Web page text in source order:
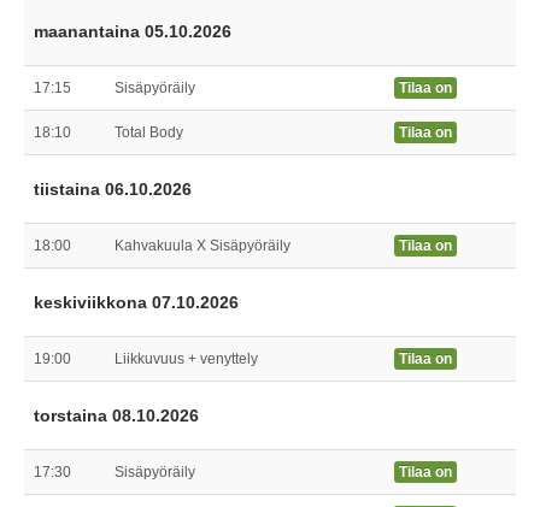
maanantaina 05.10.2026
17:15 Sisäpyöräily Tilaa on
18:10 Total Body Tilaa on
tiistaina 06.10.2026
18:00 Kahvakuula X Sisäpyöräily Tilaa on
keskiviikkona 07.10.2026
19:00 Liikkuvuus + venyttely Tilaa on
torstaina 08.10.2026
17:30 Sisäpyöräily Tilaa on